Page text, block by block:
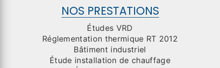
NOS PRESTATIONS
Études VRD
Réglementation thermique RT 2012
Bâtiment industriel
Étude installation de chauffage